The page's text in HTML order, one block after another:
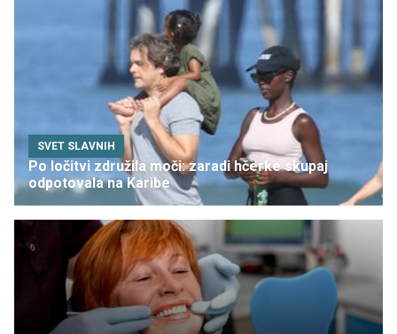
SVET SLAVNIH
Po ločitvi združila moči: zaradi hčerke skupaj
odpotovala na Karibe